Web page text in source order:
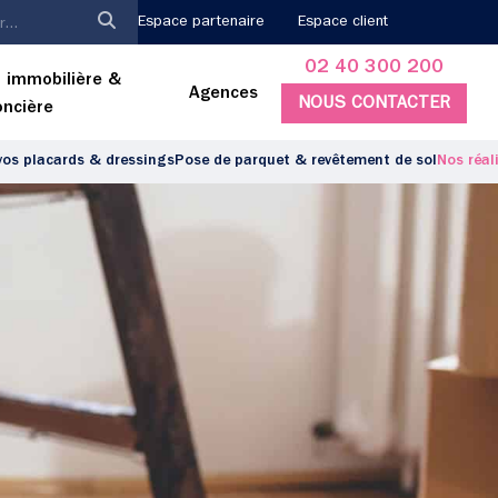
Espace partenaire Espace client
immobilière &
Agences
02 40 300 200
NOUS CONTACTER
placards & dressingsPose de parquet & revêtement de solNos